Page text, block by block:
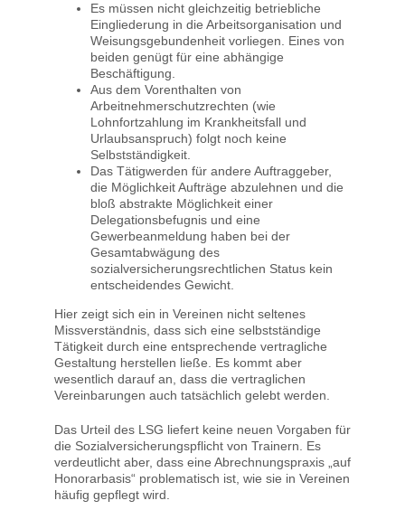
Es müssen nicht gleichzeitig betriebliche
Eingliederung in die Arbeitsorganisation und
Weisungsgebundenheit vorliegen. Eines von
beiden genügt für eine abhängige
Beschäftigung.
Aus dem Vorenthalten von
Arbeitnehmerschutzrechten (wie
Lohnfortzahlung im Krankheitsfall und
Urlaubsanspruch) folgt noch keine
Selbstständigkeit.
Das Tätigwerden für andere Auftraggeber,
die Möglichkeit Aufträge abzulehnen und die
bloß abstrakte Möglichkeit einer
Delegationsbefugnis und eine
Gewerbeanmeldung haben bei der
Gesamtabwägung des
sozialversicherungsrechtlichen Status kein
entscheidendes Gewicht.
Hier zeigt sich ein in Vereinen nicht seltenes
Missverständnis, dass sich eine selbstständige
Tätigkeit durch eine entsprechende vertragliche
Gestaltung herstellen ließe. Es kommt aber
wesentlich darauf an, dass die vertraglichen
Vereinbarungen auch tatsächlich gelebt werden.
Das Urteil des LSG liefert keine neuen Vorgaben für
die Sozialversicherungspflicht von Trainern. Es
verdeutlicht aber, dass eine Abrechnungspraxis „auf
Honorarbasis“ problematisch ist, wie sie in Vereinen
häufig gepflegt wird.